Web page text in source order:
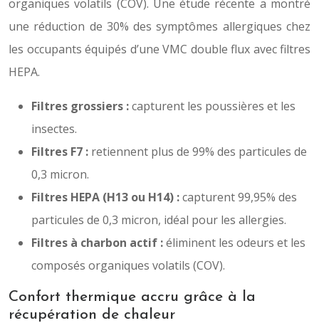
organiques volatils (COV). Une étude récente a montré
une réduction de 30% des symptômes allergiques chez
les occupants équipés d’une VMC double flux avec filtres
HEPA.
Filtres grossiers :capturent les poussières et les
insectes.
Filtres F7 : retiennent plus de 99% des particules de
0,3 micron.
Filtres HEPA (H13 ou H14) :capturent 99,95% des
particules de 0,3 micron, idéal pour les allergies.
Filtres à charbon actif :éliminent les odeurs et les
composés organiques volatils (COV).
Confort thermique accru grâce à la
récupération de chaleur